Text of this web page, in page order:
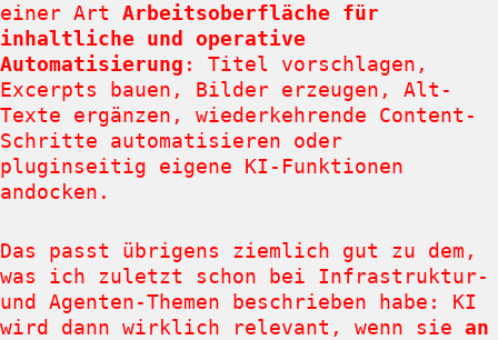
einer Art Arbeitsoberfläche für
inhaltliche und operative
Automatisierung : Titel vorschlagen,
Excerpts bauen, Bilder erzeugen, Alt-
Texte ergänzen, wiederkehrende Content-
Schritte automatisieren oder
pluginseitig eigene KI-Funktionen
andocken.
Das passt übrigens ziemlich gut zu dem,
was ich zuletzt schon bei Infrastruktur-
und Agenten-Themen beschrieben habe: KI
wird dann wirklich relevant, wenn sie an